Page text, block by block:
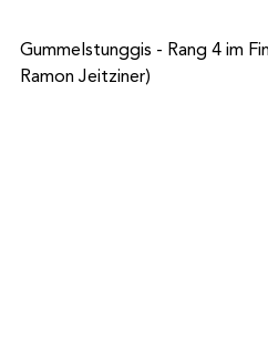
Gummelstunggis - Rang 4 im
Ramon Jeitziner)